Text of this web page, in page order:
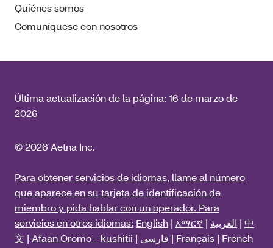
Quiénes somos
Comuníquese con nosotros
Última actualización de la página: 16 de marzo de
2026
© 2026 Aetna Inc.
Para obtener servicios de idiomas, llame al número
que aparece en su tarjeta de identificación de
miembro y pida hablar con un operador. Para
servicios en otros idiomas: English | አማርኛ | العربية | 中
文 | Afaan Oromo - kushitii | فارسی | Français | French